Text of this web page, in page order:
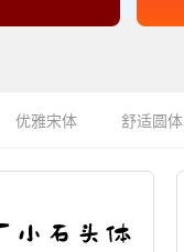
优雅宋体 舒适圆体